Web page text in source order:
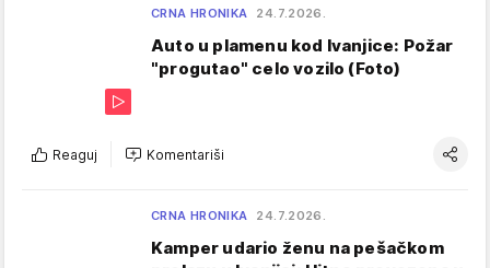
CRNA HRONIKA 24.7.2026.
Auto u plamenu kod Ivanjice: Požar
"progutao" celo vozilo (Foto)
Reaguj Komentariši
CRNA HRONIKA 24.7.2026.
Kamper udario ženu na pešačkom